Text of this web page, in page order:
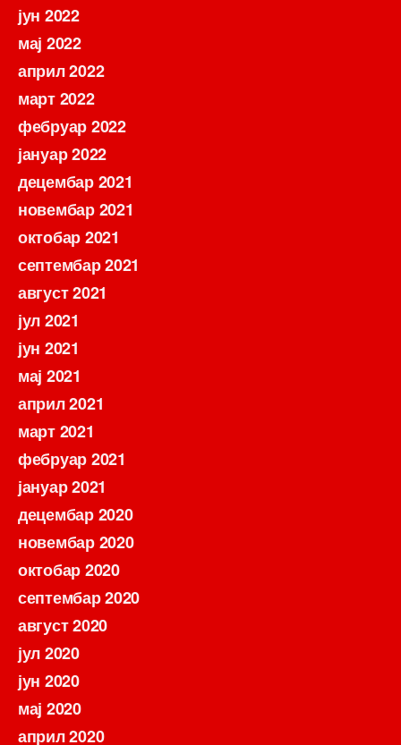
јун 2022
мај 2022
април 2022
март 2022
фебруар 2022
јануар 2022
децембар 2021
новембар 2021
октобар 2021
септембар 2021
август 2021
јул 2021
јун 2021
мај 2021
април 2021
март 2021
фебруар 2021
јануар 2021
децембар 2020
новембар 2020
октобар 2020
септембар 2020
август 2020
јул 2020
јун 2020
мај 2020
април 2020